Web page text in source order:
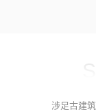
涉足古建